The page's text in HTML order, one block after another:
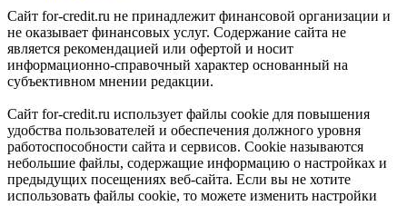
Сайт for-credit.ru не принадлежит финансовой организации и
не оказывает финансовых услуг. Содержание сайта не
является рекомендацией или офертой и носит
информационно-справочный характер основанный на
субъективном мнении редакции.
Сайт for-credit.ru использует файлы cookie для повышения
удобства пользователей и обеспечения должного уровня
работоспособности сайта и сервисов. Cookie называются
небольшие файлы, содержащие информацию о настройках и
предыдущих посещениях веб-сайта. Если вы не хотите
использовать файлы cookie, то можете изменить настройки